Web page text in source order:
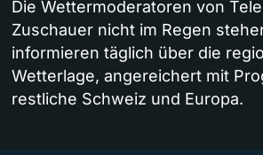
Die Wettermoderatoren von
Zuschauer nicht im Regen
informieren täglich über die
Wetterlage, angereichert mit
restliche Schweiz und Europa.